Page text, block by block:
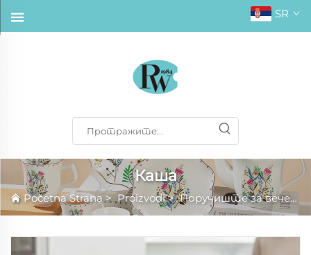
SR
Каша
Početna Strana>Proizvodi>Поручиште за вечеру